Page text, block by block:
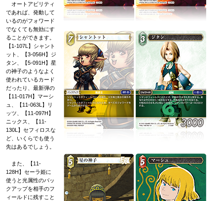
オートアビリティ
であれば、発動して
いるのがフォワード
でなくても無効にす
ることができます。
【1-107L】シャント
ット、【3-056H】ジ
タン、【5-091H】星
の神子のようなよく
使われているカード
だったり、最新弾の
【11-017H】マーシ
ュ、【11-063L】リ
ッツ、【11-097H】
ニックス、【11-
130L】セフィロスな
ど、いくらでも使う
先はあるでしょう。
また、【11-
128H】セーラ姫に
使うと光属性のバッ
クアップを相手のフ
ィールドに残すこと